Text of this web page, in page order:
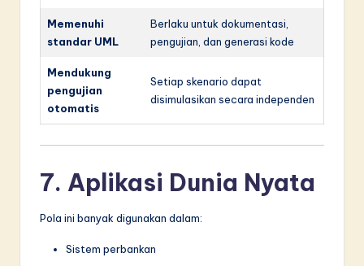
Memenuhi
standar UML
Berlaku untuk dokumentasi,
pengujian, dan generasi kode
Mendukung
pengujian
otomatis
Setiap skenario dapat
disimulasikan secara independen
7. Aplikasi Dunia Nyata
Pola ini banyak digunakan dalam:
Sistem perbankan